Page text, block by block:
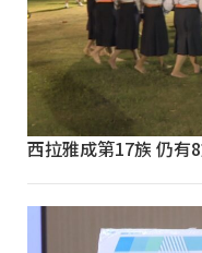
西拉雅成第17族 仍有